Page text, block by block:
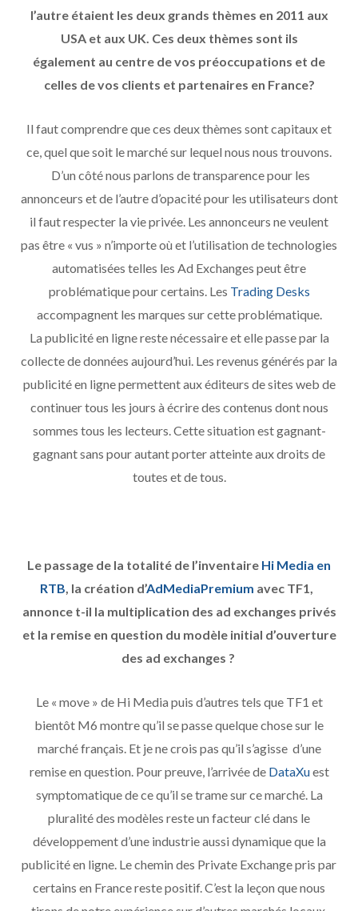
l’autre étaient les deux grands thèmes en 2011 aux
USA et aux UK. Ces deux thèmes sont ils
également au centre de vos préoccupations et de
celles de vos clients et partenaires en France?
Il faut comprendre que ces deux thèmes sont capitaux et
ce, quel que soit le marché sur lequel nous nous trouvons.
D’un côté nous parlons de transparence pour les
annonceurs et de l’autre d’opacité pour les utilisateurs dont
il faut respecter la vie privée. Les annonceurs ne veulent
pas être « vus » n’importe où et l’utilisation de technologies
automatisées telles les Ad Exchanges peut être
problématique pour certains. Les Trading Desks
accompagnent les marques sur cette problématique.
La publicité en ligne reste nécessaire et elle passe par la
collecte de données aujourd’hui. Les revenus générés par la
publicité en ligne permettent aux éditeurs de sites web de
continuer tous les jours à écrire des contenus dont nous
sommes tous les lecteurs. Cette situation est gagnant-
gagnant sans pour autant porter atteinte aux droits de
toutes et de tous.
Le passage de la totalité de l’inventaire Hi Media en
RTB, la création d’AdMediaPremium avec TF1,
annonce t-il la multiplication des ad exchanges privés
et la remise en question du modèle initial d’ouverture
des ad exchanges ?
Le « move » de Hi Media puis d’autres tels que TF1 et
bientôt M6 montre qu’il se passe quelque chose sur le
marché français. Et je ne crois pas qu’il s’agisse d’une
remise en question. Pour preuve, l’arrivée de DataXuest
symptomatique de ce qu’il se trame sur ce marché. La
pluralité des modèles reste un facteur clé dans le
développement d’une industrie aussi dynamique que la
publicité en ligne. Le chemin des Private Exchange pris par
certains en France reste positif. C’est la leçon que nous